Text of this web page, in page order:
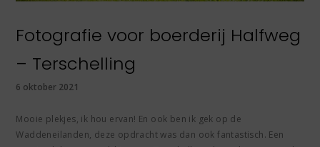
Fotografie voor boerderij Halfweg
– Terschelling
6 oktober 2021
Mooie plekjes, ik hou ervan! En ook ben ik gek op de
Waddeneilanden, deze opdracht was dan ook fantastisch. Een